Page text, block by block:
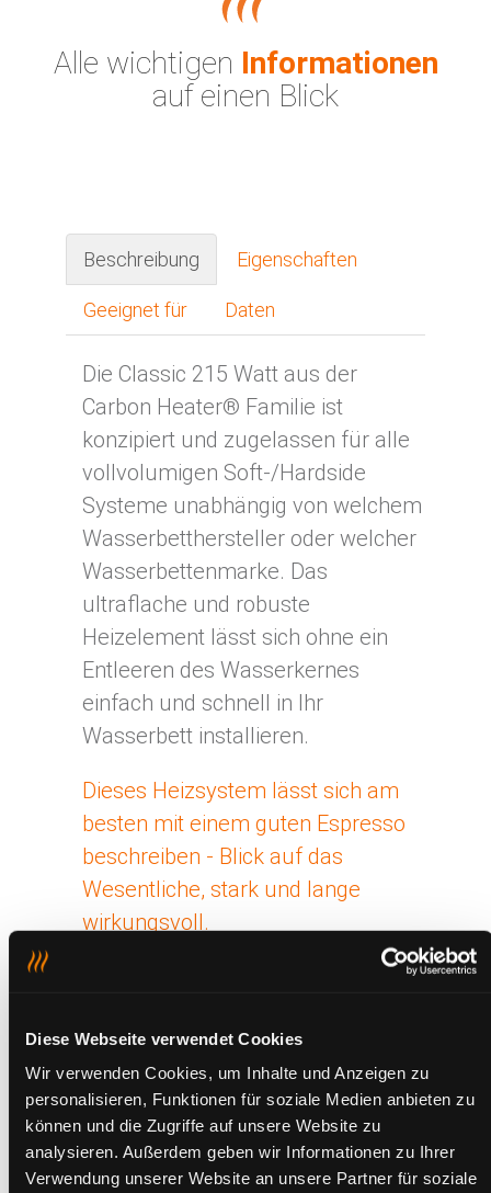
Diese Webseite verwendet Cookies
Wir verwenden Cookies, um Inhalte und Anzeigen zu
personalisieren, Funktionen für soziale Medien anbieten zu
können und die Zugriffe auf unsere Website zu
analysieren. Außerdem geben wir Informationen zu Ihrer
Verwendung unserer Website an unsere Partner für soziale
Alle wichtigen Informationen
auf einen Blick
Beschreibung Eigenschaften
Geeignet für Daten
Die Classic 215 Watt aus der
Carbon Heater® Familie ist
konzipiert und zugelassen für alle
vollvolumigen Soft-/Hardside
Systeme unabhängig von welchem
Wasserbetthersteller oder welcher
Wasserbettenmarke. Das
ultraflache und robuste
Heizelement lässt sich ohne ein
Entleeren des Wasserkernes
einfach und schnell in Ihr
Wasserbett installieren.
Dieses Heizsystem lässt sich am
besten mit einem guten Espresso
beschreiben - Blick auf das
Wesentliche, stark und lange
wirkungsvoll.
diese
eine hervorragende
Energieeffizienz durch
höchsten Wirkungsgrad